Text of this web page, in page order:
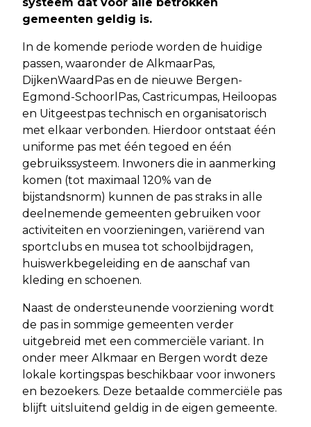
gemeenten geldig is.
In de komende periode worden de huidige
passen, waaronder de AlkmaarPas,
DijkenWaardPas en de nieuwe Bergen-
Egmond-SchoorlPas, Castricumpas, Heiloopas
en Uitgeestpas technisch en organisatorisch
met elkaar verbonden. Hierdoor ontstaat één
uniforme pas met één tegoed en één
gebruikssysteem. Inwoners die in aanmerking
komen (tot maximaal 120% van de
bijstandsnorm) kunnen de pas straks in alle
deelnemende gemeenten gebruiken voor
activiteiten en voorzieningen, variërend van
sportclubs en musea tot schoolbijdragen,
huiswerkbegeleiding en de aanschaf van
kleding en schoenen.
Naast de ondersteunende voorziening wordt
de pas in sommige gemeenten verder
uitgebreid met een commerciële variant. In
onder meer Alkmaar en Bergen wordt deze
lokale kortingspas beschikbaar voor inwoners
en bezoekers. Deze betaalde commerciële pas
blijft uitsluitend geldig in de eigen gemeente.